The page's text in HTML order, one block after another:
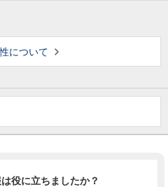
について
役に立ちましたか？